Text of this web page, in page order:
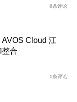
6条评论
AVOS Cloud 江
整合
1条评论